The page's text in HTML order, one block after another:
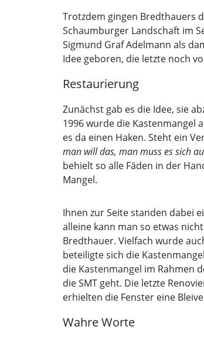
Trotzdem gingen Bredthauers
Schaumburger Landschaft im
Sigmund Graf Adelmann als
Idee geboren, die letzte noch
Restaurierung
Zunächst gab es die Idee, sie
1996 wurde die Kastenmangel
es da einen Haken. Steht ein
man will das, man muss es sich
behielt so alle Fäden in der
Mangel.
Ihnen zur Seite standen dabei
alleine kann man so etwas
Bredthauer. Vielfach wurde
beteiligte sich die
die Kastenmangel im Rahmen
die SMT geht. Die letzte
erhielten die Fenster eine
Wahre Worte